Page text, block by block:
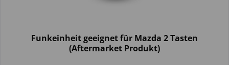
Funkeinheit geeignet für Mazda 2 Tasten
(Aftermarket Produkt)